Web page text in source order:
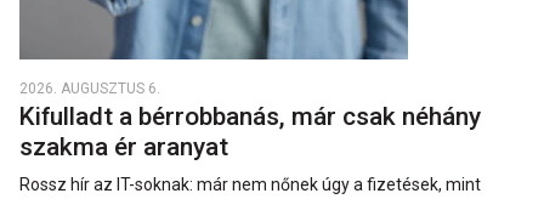
2026. AUGUSZTUS 6.
Kifulladt a bérrobbanás, már csak néhány
szakma ér aranyat
Rossz hír az IT-soknak: már nem nőnek úgy a fizetések, mint